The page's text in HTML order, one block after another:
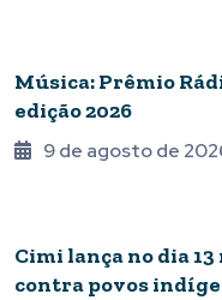
Música: Prêmio
edição 2026
9 de agosto de
Cimi lança no dia
contra povos